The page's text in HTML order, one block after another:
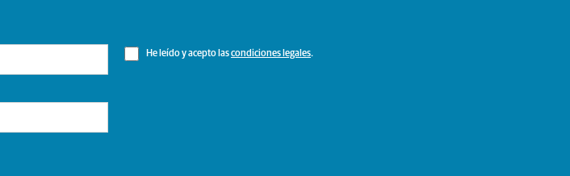
He leído y acepto lascondiciones legales.